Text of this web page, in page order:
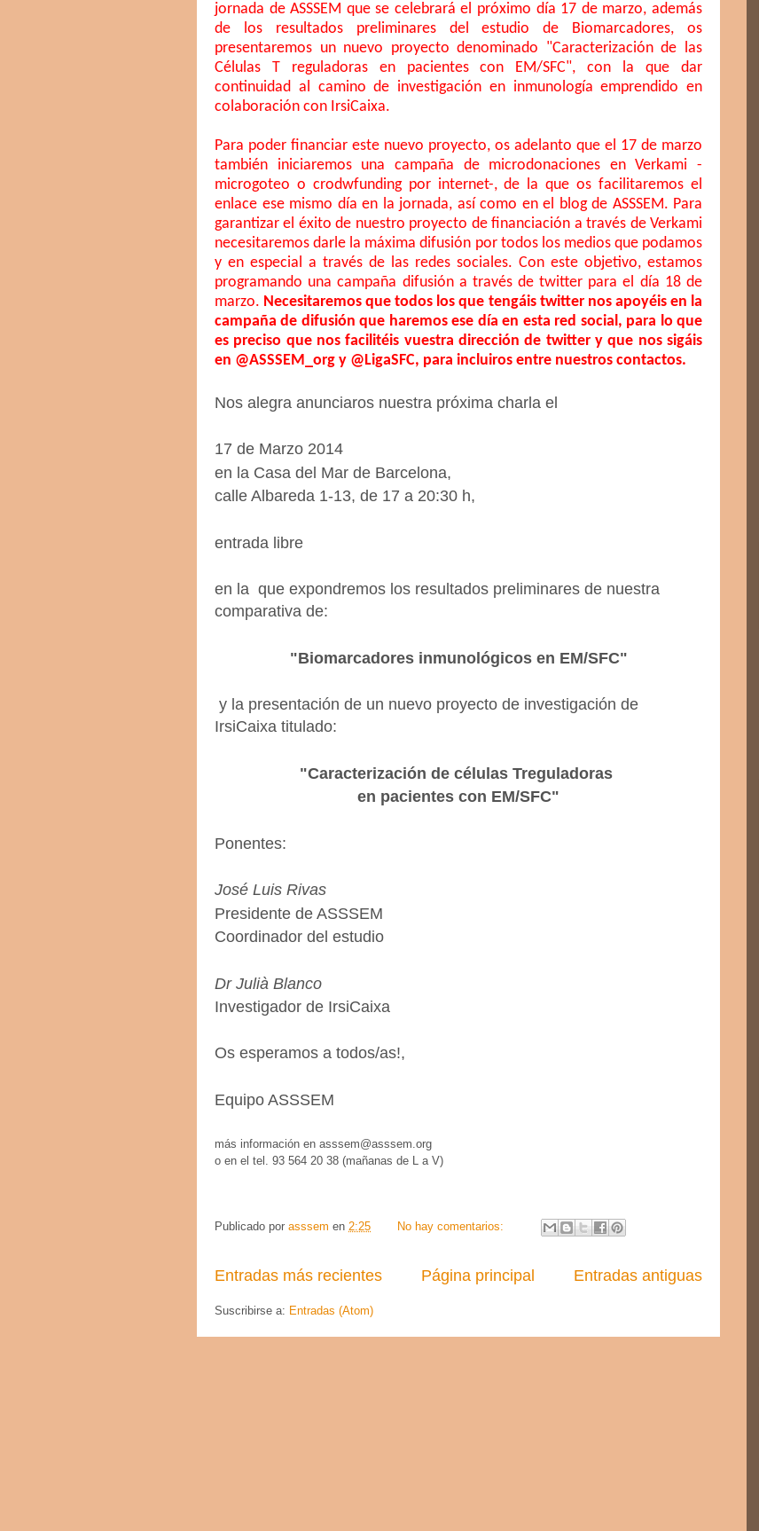
jornada de ASSSEM que se celebrará el próximo día 17 de marzo, además
de los resultados preliminares del estudio de Biomarcadores, os
presentaremos un nuevo proyecto denominado "Caracterización de las
Células T reguladoras en pacientes con EM/SFC", con la que dar
continuidad al camino de investigación en inmunología emprendido en
colaboración con IrsiCaixa.
Para poder financiar este nuevo proyecto, os adelanto que el 17 de marzo
también iniciaremos una campaña de microdonaciones en Verkami -
microgoteo o crodwfunding por internet-, de la que os facilitaremos el
enlace ese mismo día en la jornada, así como en el blog de ASSSEM. Para
garantizar el éxito de nuestro proyecto de financiación a través de Verkami
necesitaremos darle la máxima difusión por todos los medios que podamos
y en especial a través de las redes sociales. Con este objetivo, estamos
programando una campaña difusión a través de twitter para el día 18 de
marzo. Necesitaremos que todos los que tengáis twitter nos apoyéis en la
campaña de difusión que haremos ese día en esta red social, para lo que
es preciso que nos facilitéis vuestra dirección de twitter y que nos sigáis
en @ASSSEM_org y @LigaSFC, para incluiros entre nuestros contactos.
Nos alegra anunciaros nuestra próxima charla el
17 de Marzo 2014
en la Casa del Mar de Barcelona,
calle Albareda 1-13, de 17 a 20:30 h,
entrada libre
en la que expondremos los resultados preliminares de nuestra
comparativa de:
"Biomarcadores inmunológicos en EM/SFC"
y la presentación de un nuevo proyecto de investigación de
IrsiCaixa titulado:
"Caracterización de células Treguladoras
en pacientes con EM/SFC"
Ponentes:
José Luis Rivas
Presidente de ASSSEM
Coordinador del estudio
Dr Julià Blanco
Investigador de IrsiCaixa
Os esperamos a todos/as!,
Equipo ASSSEM
más información en asssem@asssem.org
o en el tel. 93 564 20 38 (mañanas de L a V)
Publicado por asssem en 2:25 No hay comentarios:
Entradas más recientes Entradas antiguas
Página principal
Suscribirse a: Entradas (Atom)